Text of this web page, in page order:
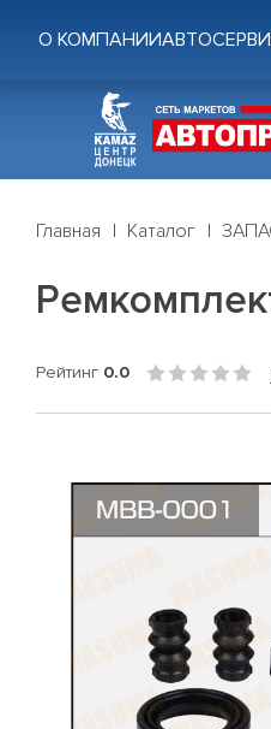
О КОМПАНИИ
Главная Каталог
Рейтинг 0.0